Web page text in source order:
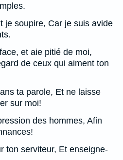
je soupire, Car je suis avide
et aie pitié de moi,
de ceux qui aiment ton
ta parole, Et ne laisse
sur moi!
des hommes, Afin
ton serviteur, Et enseigne-